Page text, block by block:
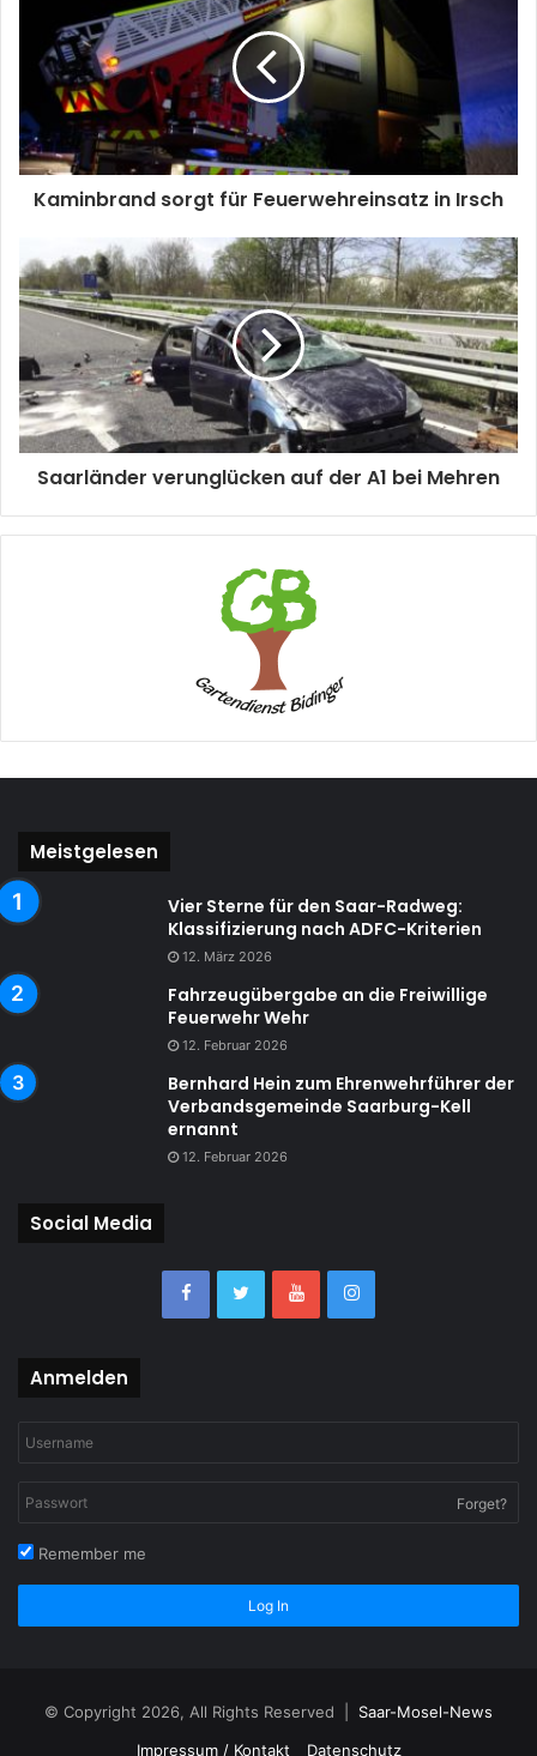
Kaminbrand sorgt für Feuerwehreinsatz in Irsch
Saarländer verunglücken auf der A1 bei Mehren
Meistgelesen
Vier Sterne für den Saar-Radweg:
Klassifizierung nach ADFC-Kriterien
12. März 2026
Fahrzeugübergabe an die Freiwillige
Feuerwehr Wehr
12. Februar 2026
Bernhard Hein zum Ehrenwehrführer der
Verbandsgemeinde Saarburg-Kell
ernannt
12. Februar 2026
Social Media
Anmelden
Forget?
Remember me
Log In
© Copyright 2026, All Rights Reserved | Saar-Mosel-News
Impressum / Kontakt
Datenschutz